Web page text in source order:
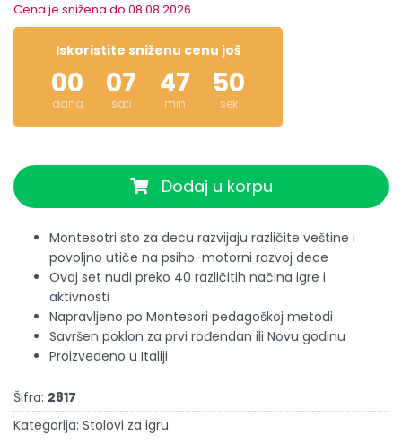
Cena je snižena do 08.08.2026.
Iskoristite sniženu cenu još
00
dana
07
sati
47
min
50
sek
Dodaj u korpu
Montesotri sto za decu razvijaju različite veštine i
povoljno utiče na psiho-motorni razvoj dece
Ovaj set nudi preko 40 različitih načina igre i
aktivnosti
Napravljeno po Montesori pedagoškoj metodi
Savršen poklon za prvi rođendan ili Novu godinu
Proizvedeno u Italiji
Šifra: 2817
Kategorija: Stolovi za igru